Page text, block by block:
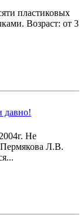
пластиковых
Возраст: от 3
давно!
Не
Л.В.